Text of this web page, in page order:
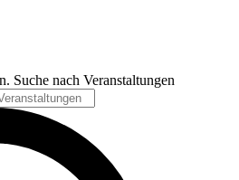
Suche nach Veranstaltungen